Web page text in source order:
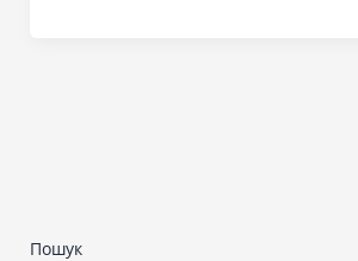
Пошук